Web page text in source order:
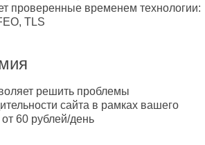
проверенные временем технологии:
TLS
решить проблемы
сайта в рамках вашего
60 рублей/день